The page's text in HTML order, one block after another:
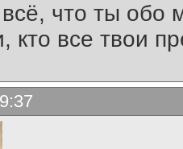
что ты обо
кто все твои